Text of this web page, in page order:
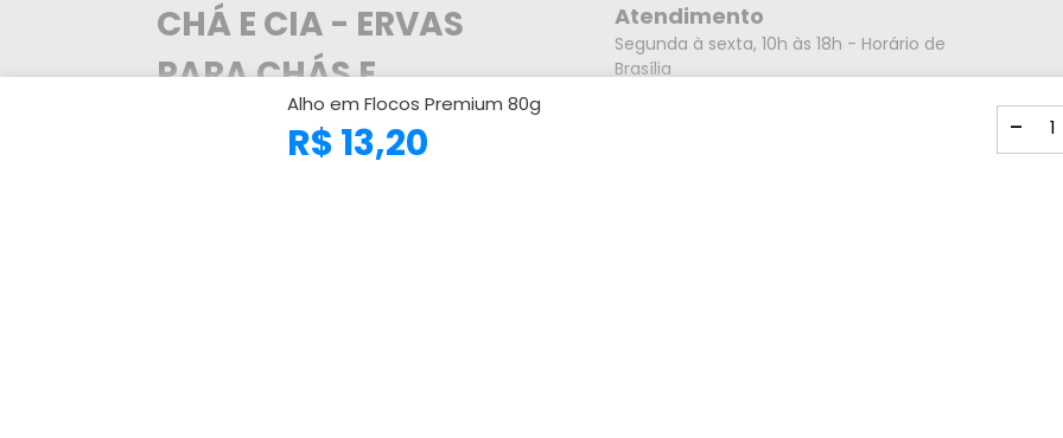
Alho em Flocos Premium 80g
R$ 13,20 -
CHÁ E CIA - ERVAS
PARA CHÁS E
TEMPEROS
A Chá e Cia trabalha com os melhores
Atendimento
Segunda à sexta, 10h às 18h - Horário de
Brasília